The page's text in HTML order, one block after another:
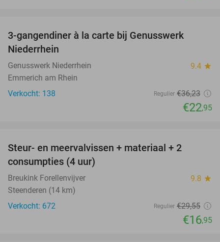
3-gangendiner à la carte bij Genusswerk
Niederrhein
Genusswerk Niederrhein 9.4 star
Emmerich am Rhein
Verkocht: 138
Regulier €36,23
€22,95
Steur- en meervalvissen + materiaal + 2
consumpties (4 uur)
Breukink Forellenvijver 9.8 star
Steenderen (14 km)
Verkocht: 672
Regulier €29,55
€16,95